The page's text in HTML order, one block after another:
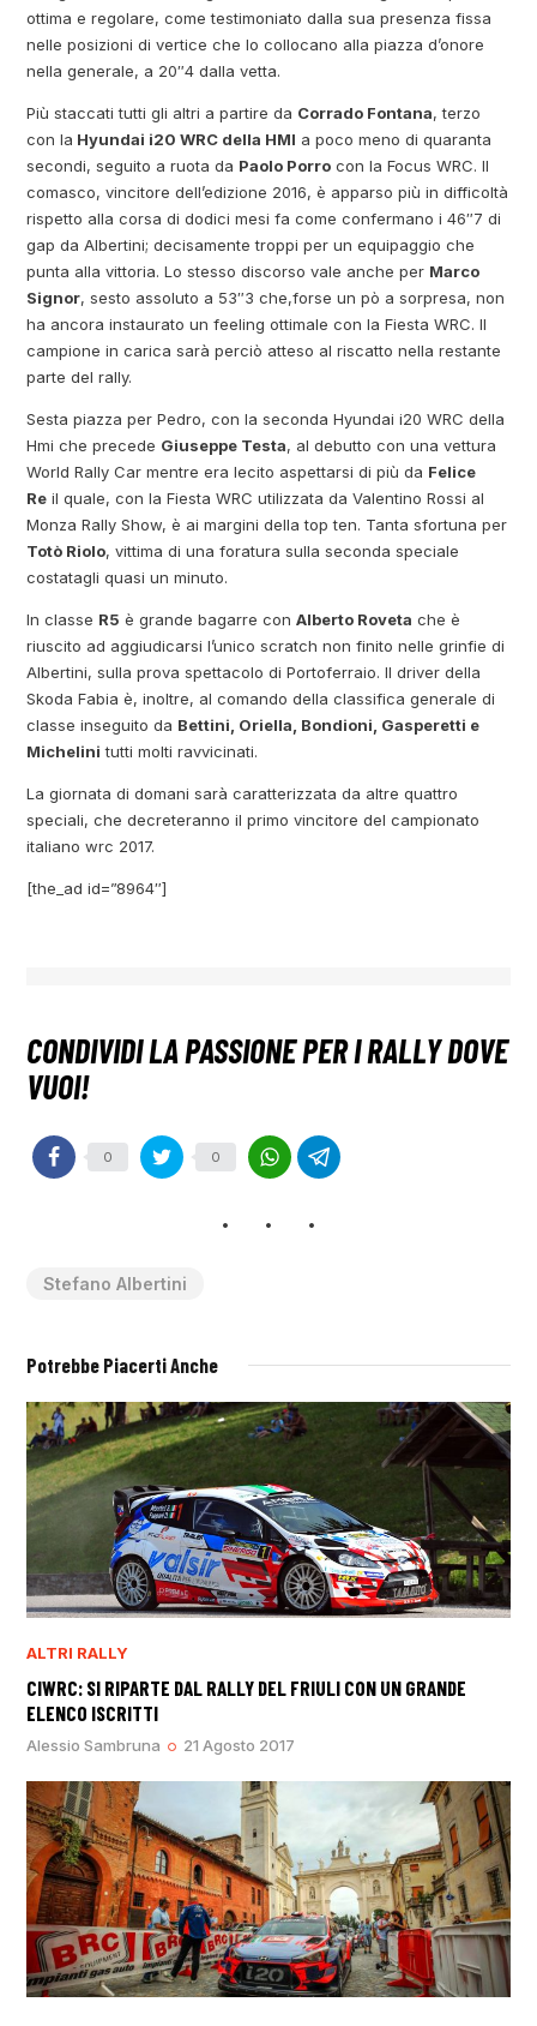
ottima e regolare, come testimoniato dalla sua presenza fissa
nelle posizioni di vertice che lo collocano alla piazza d’onore
nella generale, a 20″4 dalla vetta.
Più staccati tutti gli altri a partire da Corrado Fontana, terzo
con la Hyundai i20 WRC della HMI a poco meno di quaranta
secondi, seguito a ruota da Paolo Porro con la Focus WRC. Il
comasco, vincitore dell’edizione 2016, è apparso più in difficoltà
rispetto alla corsa di dodici mesi fa come confermano i 46″7 di
gap da Albertini; decisamente troppi per un equipaggio che
punta alla vittoria. Lo stesso discorso vale anche per Marco
Signor, sesto assoluto a 53″3 che,forse un pò a sorpresa, non
ha ancora instaurato un feeling ottimale con la Fiesta WRC. Il
campione in carica sarà perciò atteso al riscatto nella restante
parte del rally.
Sesta piazza per Pedro, con la seconda Hyundai i20 WRC della
Hmi che precede Giuseppe Testa, al debutto con una vettura
World Rally Car mentre era lecito aspettarsi di più da Felice
Re il quale, con la Fiesta WRC utilizzata da Valentino Rossi al
Monza Rally Show, è ai margini della top ten. Tanta sfortuna per
Totò Riolo, vittima di una foratura sulla seconda speciale
costatagli quasi un minuto.
In classe R5 è grande bagarre conAlberto Roveta che è
riuscito ad aggiudicarsi l’unico scratch non finito nelle grinfie di
Albertini, sulla prova spettacolo di Portoferraio. Il driver della
Skoda Fabia è, inoltre, al comando della classifica generale di
classe inseguito da Bettini, Oriella, Bondioni, Gasperetti e
Michelini tutti molti ravvicinati.
La giornata di domani sarà caratterizzata da altre quattro
speciali, che decreteranno il primo vincitore del campionato
italiano wrc 2017.
[the_ad id=”8964″]
0 0
Stefano Albertini
Potrebbe Piacerti Anche
ALTRI RALLY
CIWRC: SI RIPARTE DAL RALLY DEL FRIULI CON UN GRANDE
ELENCO ISCRITTI
Alessio Sambruna 21 Agosto 2017